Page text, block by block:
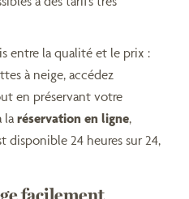
entre la qualité et le prix :
à neige, accédez
en préservant votre
laréservation en ligne,
disponible 24 heures sur 24,